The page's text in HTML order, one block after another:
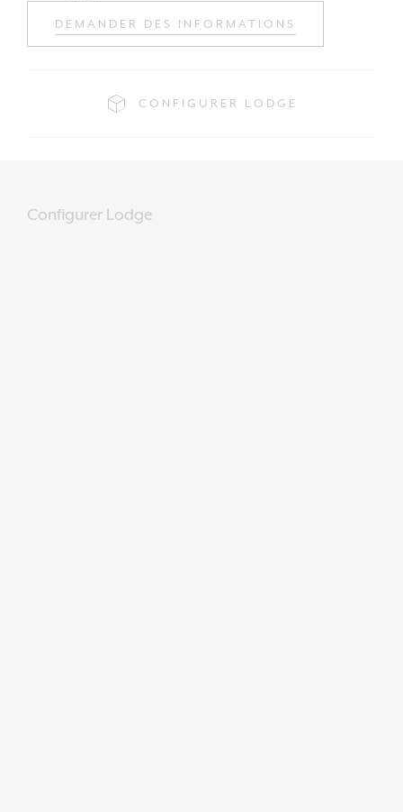
DEMANDER DES INFORMATIONS
CONFIGURER LODGE
Configurer Lodge